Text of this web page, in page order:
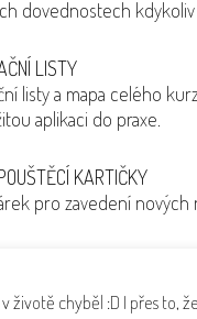
dovednostech kdykoliv
LISTY
listy a mapa celého
aplikaci do praxe.
KARTIČKY
pro zavedení nových
životě chyběl :D I přes to,